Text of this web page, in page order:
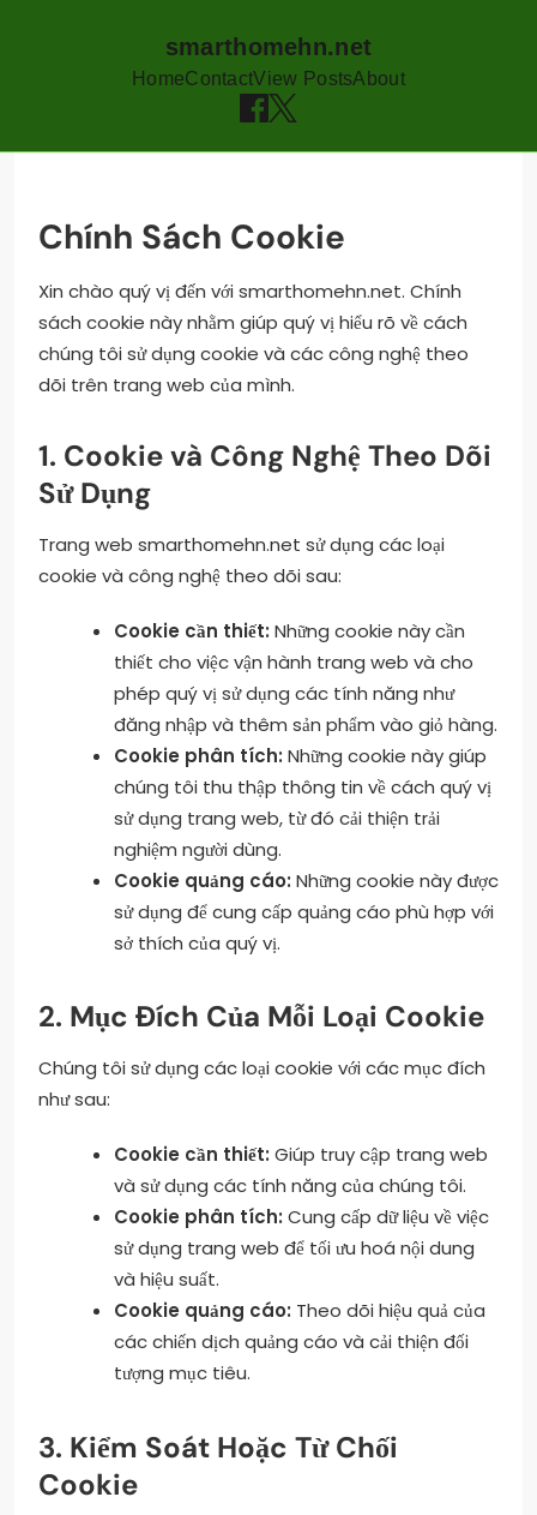
smarthomehn.net
HomeContactView PostsAbout
contentChính Sách Cookie
Xin chào quý vị đến với smarthomehn.net. Chính
sách cookie này nhằm giúp quý vị hiểu rõ về cách
chúng tôi sử dụng cookie và các công nghệ theo
dõi trên trang web của mình.
1. Cookie và Công Nghệ Theo Dõi
Sử Dụng
Trang web smarthomehn.net sử dụng các loại
cookie và công nghệ theo dõi sau:
Cookie cần thiết: Những cookie này cần
thiết cho việc vận hành trang web và cho
phép quý vị sử dụng các tính năng như
đăng nhập và thêm sản phẩm vào giỏ hàng.
Cookie phân tích: Những cookie này giúp
chúng tôi thu thập thông tin về cách quý vị
sử dụng trang web, từ đó cải thiện trải
nghiệm người dùng.
Cookie quảng cáo: Những cookie này được
sử dụng để cung cấp quảng cáo phù hợp với
sở thích của quý vị.
2. Mục Đích Của Mỗi Loại Cookie
Chúng tôi sử dụng các loại cookie với các mục đích
như sau:
Cookie cần thiết: Giúp truy cập trang web
và sử dụng các tính năng của chúng tôi.
Cookie phân tích: Cung cấp dữ liệu về việc
sử dụng trang web để tối ưu hoá nội dung
và hiệu suất.
Cookie quảng cáo: Theo dõi hiệu quả của
các chiến dịch quảng cáo và cải thiện đối
tượng mục tiêu.
3. Kiểm Soát Hoặc Từ Chối
Cookie